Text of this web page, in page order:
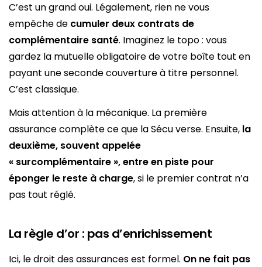
C’est un grand oui. Légalement, rien ne vous
empêche de cumuler deux contrats de
complémentaire santé. Imaginez le topo : vous
gardez la mutuelle obligatoire de votre boîte tout en
payant une seconde couverture à titre personnel.
C’est classique.
Mais attention à la mécanique. La première
assurance complète ce que la Sécu verse. Ensuite, la
deuxième, souvent appelée
« surcomplémentaire », entre en piste pour
éponger le reste à charge, si le premier contrat n’a
pas tout réglé.
La règle d’or : pas d’enrichissement
Ici, le droit des assurances est formel. On ne fait pas